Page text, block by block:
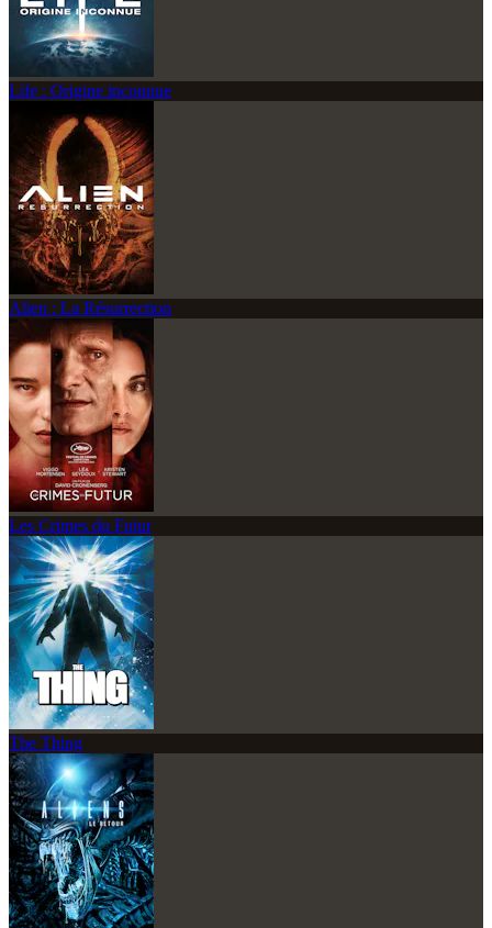
Life : Origine inconnue
Alien : La Résurrection
Les Crimes du Futur
The Thing